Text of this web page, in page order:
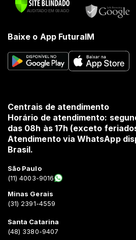
Baixe o App FuturaIM
Centrais de atendimento
Horário de atendimento:
das 08h às 17h (exceto
Atendimento via WhatsApp
Brasil.
São Paulo
(11) 4003-9016
Minas Gerais
(31) 2391-4559
Santa Catarina
(48) 3380-9407